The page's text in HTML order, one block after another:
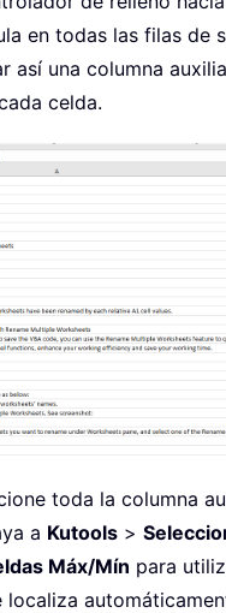
en todas las filas de
así una columna
celda.
toda la columna
a Kutools >
Máx/Mín para
localiza